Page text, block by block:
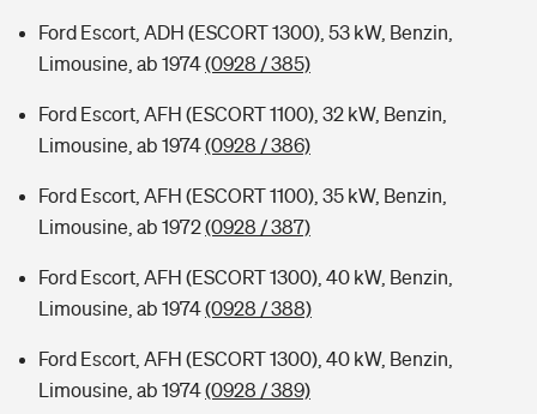
Ford Escort, ADH (ESCORT 1300), 53 kW, Benzin,
Limousine, ab 1974(0928 / 385)
Ford Escort, AFH (ESCORT 1100), 32 kW, Benzin,
Limousine, ab 1974(0928 / 386)
Ford Escort, AFH (ESCORT 1100), 35 kW, Benzin,
Limousine, ab 1972(0928 / 387)
Ford Escort, AFH (ESCORT 1300), 40 kW, Benzin,
Limousine, ab 1974(0928 / 388)
Ford Escort, AFH (ESCORT 1300), 40 kW, Benzin,
Limousine, ab 1974(0928 / 389)